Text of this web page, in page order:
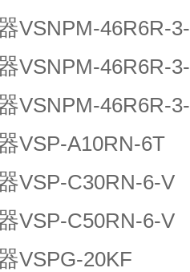
VSNPM-46R6R-
VSNPM-46R6R-
VSNPM-46R6R-
VSP-A10RN-6T
VSP-C30RN-6-V
VSP-C50RN-6-V
VSPG-20KF